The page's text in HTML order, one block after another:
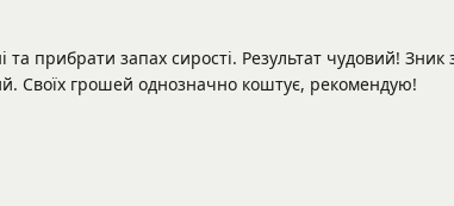
прибрати запах сирості. Результат чудовий! Зник
Своїх грошей однозначно коштує, рекомендую!